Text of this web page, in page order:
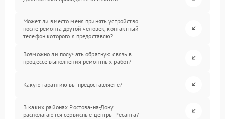
Может ли вместо меня принять устройство
после ремонта другой человек, контактный
телефон которого я предоставлю?
Возможно ли получать обратную связь в
процессе выполнения ремонтных работ?
Какую гарантию вы предоставляете?
В каких районах Ростова-на-Дону
располагаются сервисные центры Ресанта?